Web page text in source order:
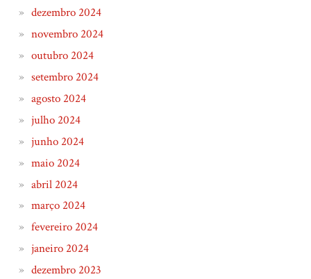
dezembro 2024
novembro 2024
outubro 2024
setembro 2024
agosto 2024
julho 2024
junho 2024
maio 2024
abril 2024
março 2024
fevereiro 2024
janeiro 2024
dezembro 2023